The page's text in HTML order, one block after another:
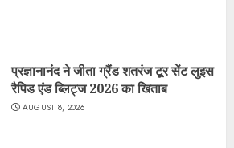
प्रज्ञानानंद ने जीता ग्रैंड शतरंज टूर सेंट लुइस
रैपिड एंड ब्लिट्ज 2026 का खिताब
AUGUST 8, 2026